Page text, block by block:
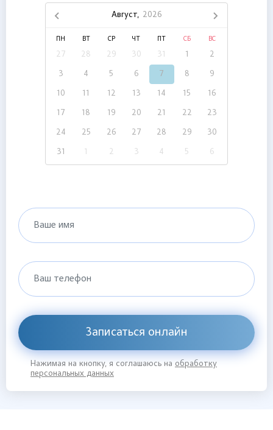
Август, 2026
ПН ВТ СР ЧТ СБ ВС
27 28 29 30 31 1 2
3 4 5 6 7 8 9
10 11 12 13 14 15 16
17 18 19 20 21 22 23
24 25 26 27 28 29 30
31 1 2 3 4 5 6
Ваше имя
Ваш телефон
Записаться онлайн
Нажимая на кнопку, я соглашаюсь на обработку
персональных данных